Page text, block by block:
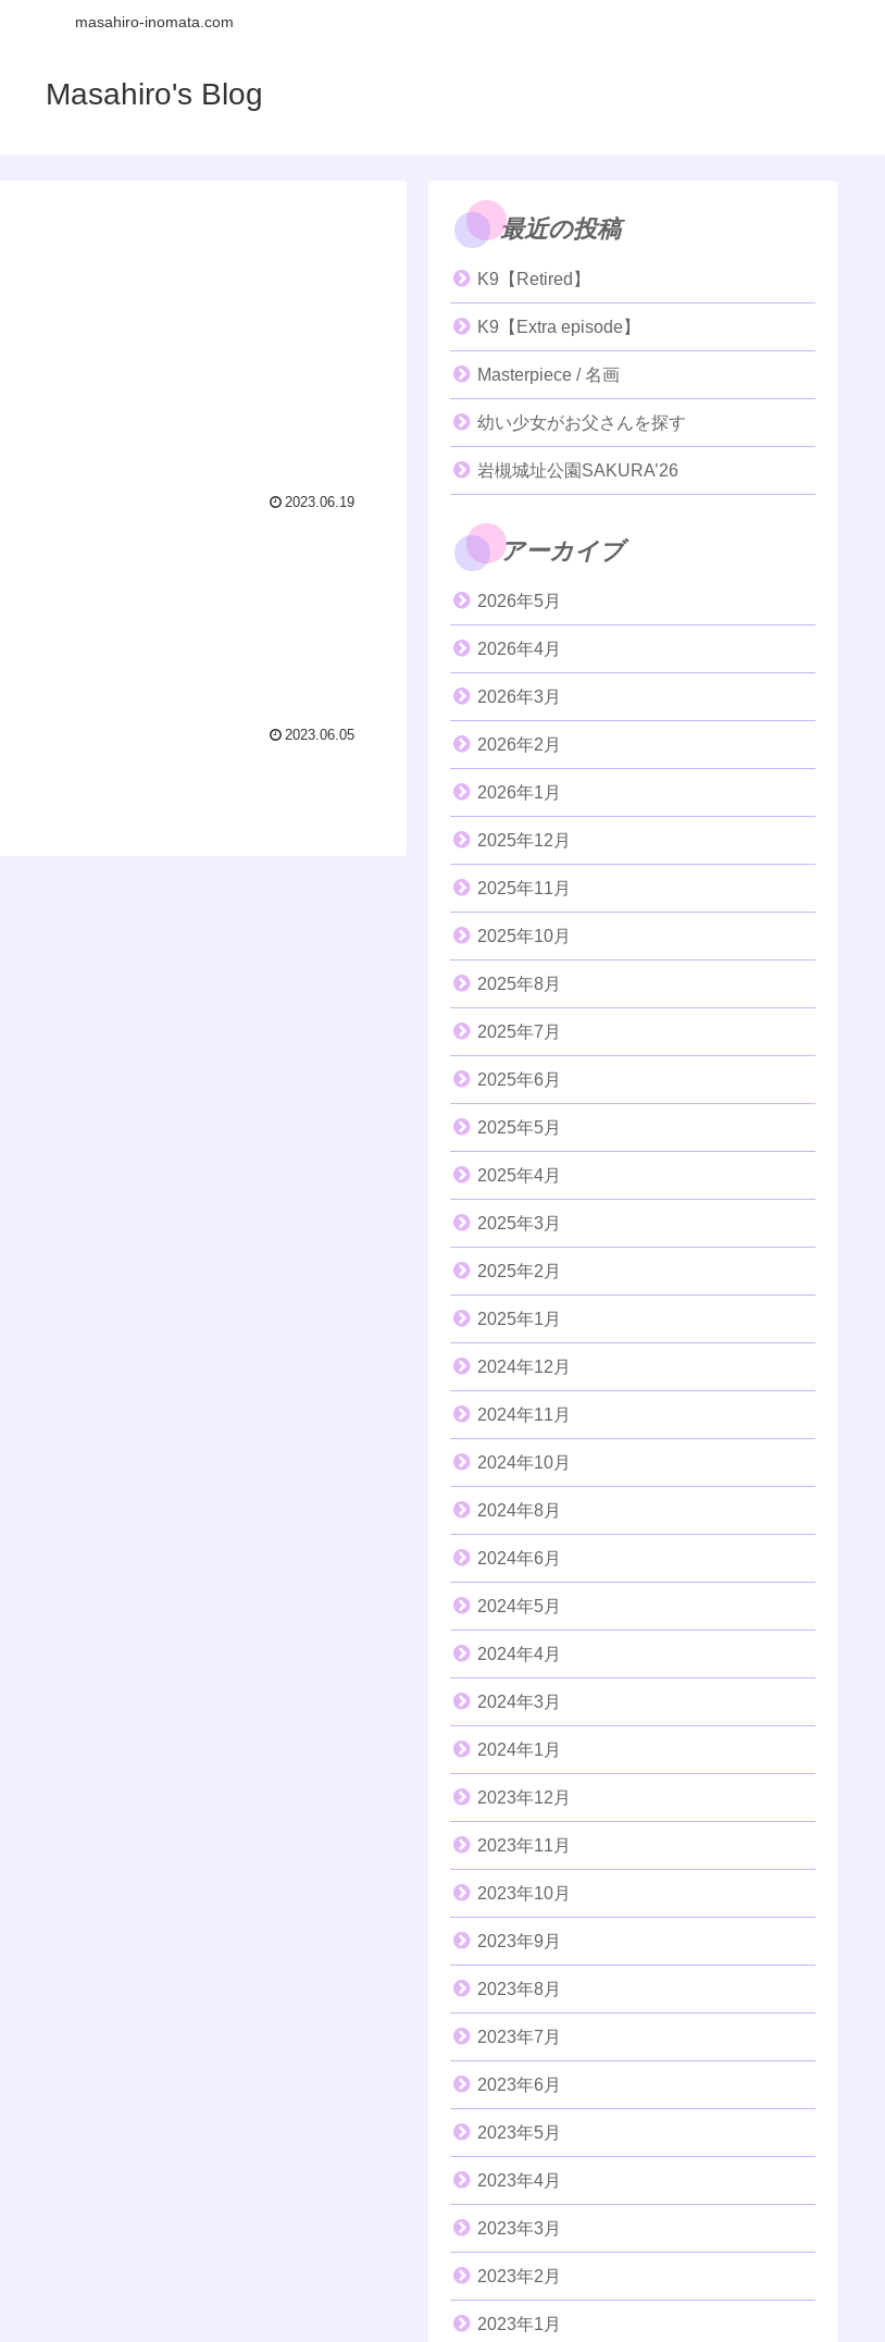
masahiro-inomata.com
Masahiro's Blog
2023.06.19
2023.06.05
最近の投稿
K9【Retired】
K9【Extra episode】
Masterpiece / 名画
幼い少女がお父さんを探す
岩槻城址公園SAKURA’26
アーカイブ
2026年5月
2026年4月
2026年3月
2026年2月
2026年1月
2025年12月
2025年11月
2025年10月
2025年8月
2025年7月
2025年6月
2025年5月
2025年4月
2025年3月
2025年2月
2025年1月
2024年12月
2024年11月
2024年10月
2024年8月
2024年6月
2024年5月
2024年4月
2024年3月
2024年1月
2023年12月
2023年11月
2023年10月
2023年9月
2023年8月
2023年7月
2023年6月
2023年5月
2023年4月
2023年3月
2023年2月
2023年1月